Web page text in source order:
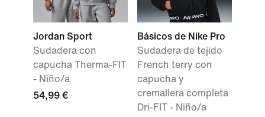
Jordan Sport
Sudadera con
capucha Therma-FIT
- Niño/a
54,99 €
Básicos de Nike Pro
Sudadera de tejido
French terry con
capucha y
cremallera completa
Dri-FIT - Niño/a